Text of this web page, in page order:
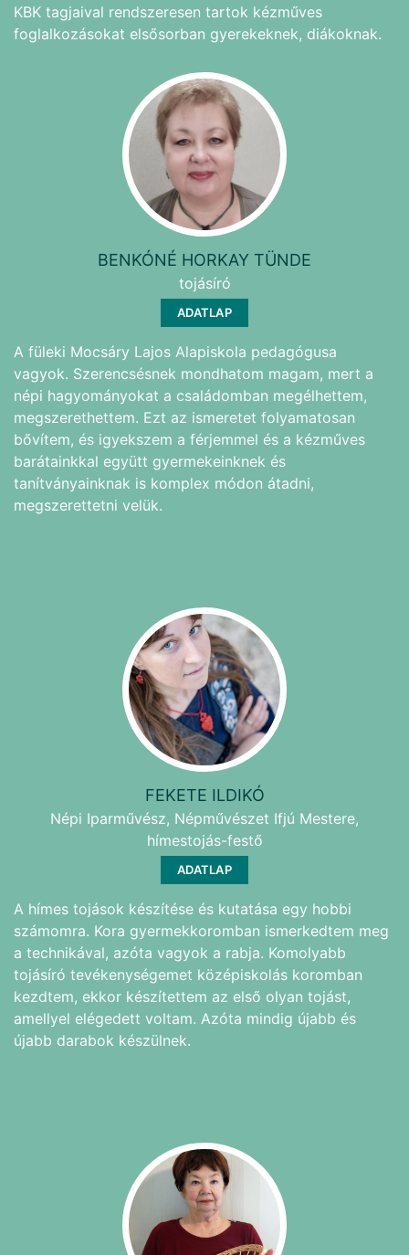
KBK tagjaival rendszeresen tartok kézműves
foglalkozásokat elsősorban gyerekeknek, diákoknak.
BENKÓNÉ HORKAY TÜNDE
tojásíró
ADATLAP
A füleki Mocsáry Lajos Alapiskola pedagógusa
vagyok. Szerencsésnek mondhatom magam, mert a
népi hagyományokat a családomban megélhettem,
megszerethettem. Ezt az ismeretet folyamatosan
bővítem, és igyekszem a férjemmel és a kézműves
barátainkkal együtt gyermekeinknek és
tanítványainknak is komplex módon átadni,
megszerettetni velük.
FEKETE ILDIKÓ
Népi Iparművész, Népművészet Ifjú Mestere,
hímestojás-festő
ADATLAP
A hímes tojások készítése és kutatása egy hobbi
számomra. Kora gyermekkoromban ismerkedtem meg
a technikával, azóta vagyok a rabja. Komolyabb
tojásíró tevékenységemet középiskolás koromban
kezdtem, ekkor készítettem az első olyan tojást,
amellyel elégedett voltam. Azóta mindig újabb és
újabb darabok készülnek.